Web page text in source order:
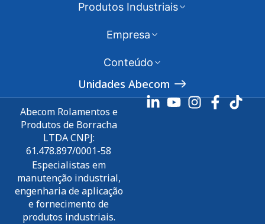
Produtos Industriais
Empresa
Conteúdo
Unidades Abecom
Abecom Rolamentos e
Produtos de Borracha
LTDA CNPJ:
61.478.897/0001-58
Especialistas em
manutenção industrial,
engenharia de aplicação
e fornecimento de
produtos industriais.